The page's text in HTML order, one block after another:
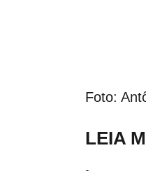
Foto:
LEIA